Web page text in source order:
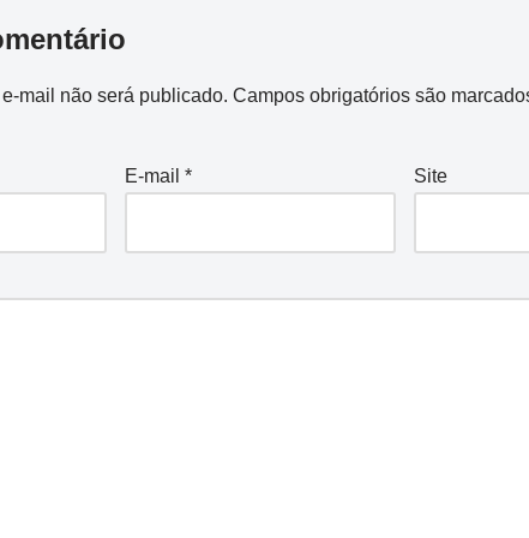
mail não será publicado. Campos obrigatórios são
E-mail * Site